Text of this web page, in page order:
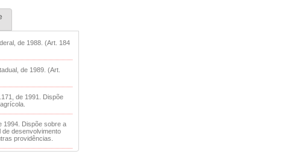
de 1988. (Art. 184
de 1989. (Art.
de 1991. Dispõe
1994. Dispõe sobre a
de desenvolvimento
providências.